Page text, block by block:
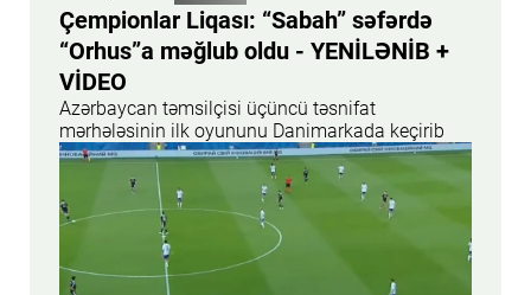
Çempionlar Liqası: “Sabah” səfərdə
“Orhus”a məğlub oldu - YENİLƏNİB +
VİDEO
Azərbaycan təmsilçisi üçüncü təsnifat
mərhələsinin ilk oyununu Danimarkada keçirib